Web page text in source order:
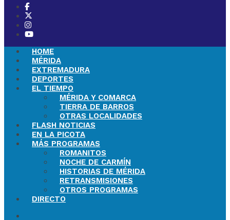
HOME
MÉRIDA
EXTREMADURA
DEPORTES
EL TIEMPO
MÉRIDA Y COMARCA
TIERRA DE BARROS
OTRAS LOCALIDADES
FLASH NOTICIAS
EN LA PICOTA
MÁS PROGRAMAS
ROMANITOS
NOCHE DE CARMÍN
HISTORIAS DE MÉRIDA
RETRANSMISIONES
OTROS PROGRAMAS
DIRECTO